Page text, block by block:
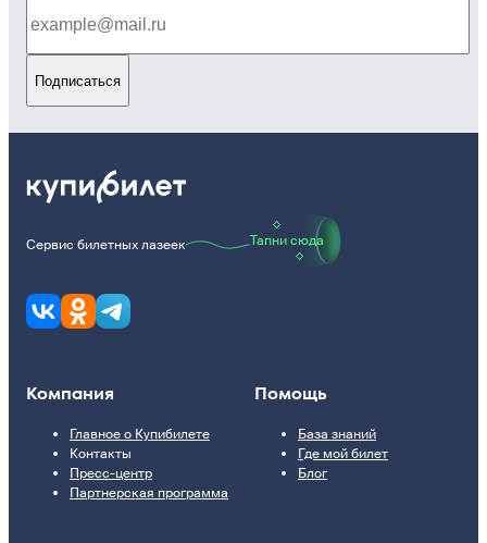
Подписаться
Сервис билетных лазеек Тапни сюда
Компания
Главное о Купибилете
Контакты
Пресс-центр
Партнерская программа
Помощь
База знаний
Где мой билет
Блог